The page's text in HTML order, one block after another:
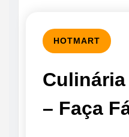
HOTMART
– Faça